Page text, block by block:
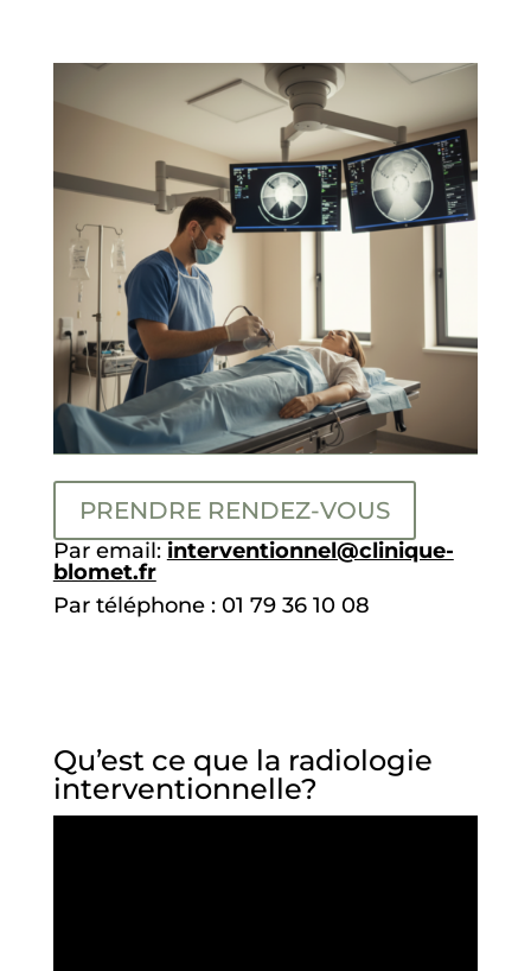
PRENDRE RENDEZ-VOUS
Par email: interventionnel@clinique-
blomet.fr
Par téléphone : 01 79 36 10 08
Qu’est ce que la radiologie
interventionnelle?